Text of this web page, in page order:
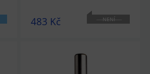
483 Kč
NENÍ